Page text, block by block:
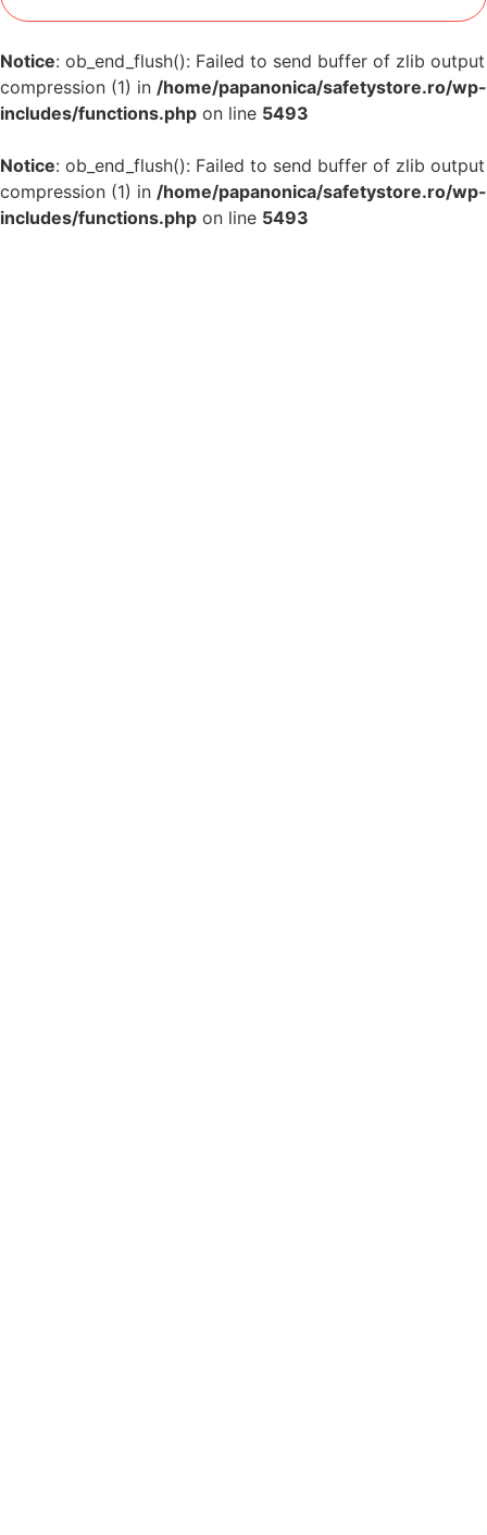
Notice: ob_end_flush(): Failed to send buffer of zlib output
compression (1) in /home/papanonica/safetystore.ro/wp-
includes/functions.php on line 5493
Notice: ob_end_flush(): Failed to send buffer of zlib output
compression (1) in /home/papanonica/safetystore.ro/wp-
includes/functions.php on line 5493